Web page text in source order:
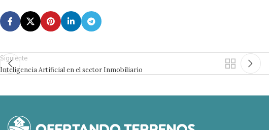
Siguiente
Inteligencia Artificial en el sector Inmobiliario